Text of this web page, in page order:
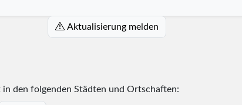
Aktualisierung melden
den folgenden Städten und Ortschaften: